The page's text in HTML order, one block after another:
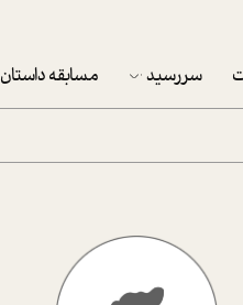
سررسید
پکيج نوروزي موفقيت
تقویم رومیزی
مسابقه داستان